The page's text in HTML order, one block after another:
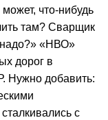
что-нибудь
там? Сварщик
надо?» «НВО»
дорог в
Нужно добавить:
с